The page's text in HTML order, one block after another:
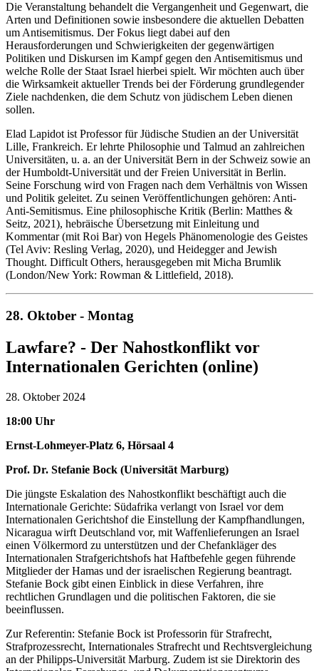
Die Veranstaltung behandelt die Vergangenheit und Gegenwart, die
Arten und Definitionen sowie insbesondere die aktuellen Debatten
um Antisemitismus. Der Fokus liegt dabei auf den
Herausforderungen und Schwierigkeiten der gegenwärtigen
Politiken und Diskursen im Kampf gegen den Antisemitismus und
welche Rolle der Staat Israel hierbei spielt. Wir möchten auch über
die Wirksamkeit aktueller Trends bei der Förderung grundlegender
Ziele nachdenken, die dem Schutz von jüdischem Leben dienen
sollen.
Elad Lapidot ist Professor für Jüdische Studien an der Universität
Lille, Frankreich. Er lehrte Philosophie und Talmud an zahlreichen
Universitäten, u. a. an der Universität Bern in der Schweiz sowie an
der Humboldt-Universität und der Freien Universität in Berlin.
Seine Forschung wird von Fragen nach dem Verhältnis von Wissen
und Politik geleitet. Zu seinen Veröffentlichungen gehören: Anti-
Anti-Semitismus. Eine philosophische Kritik (Berlin: Matthes &
Seitz, 2021), hebräische Übersetzung mit Einleitung und
Kommentar (mit Roi Bar) von Hegels Phänomenologie des Geistes
(Tel Aviv: Resling Verlag, 2020), und Heidegger and Jewish
Thought. Difficult Others, herausgegeben mit Micha Brumlik
(London/New York: Rowman & Littlefield, 2018).
28. Oktober - Montag
Lawfare? - Der Nahostkonflikt vor
Internationalen Gerichten (online)
28. Oktober 2024
18:00 Uhr
Ernst-Lohmeyer-Platz 6, Hörsaal 4
Prof. Dr. Stefanie Bock (Universität Marburg)
Die jüngste Eskalation des Nahostkonflikt beschäftigt auch die
Internationale Gerichte: Südafrika verlangt von Israel vor dem
Internationalen Gerichtshof die Einstellung der Kampfhandlungen,
Nicaragua wirft Deutschland vor, mit Waffenlieferungen an Israel
einen Völkermord zu unterstützen und der Chefankläger des
Internationalen Strafgerichtshofs hat Haftbefehle gegen führende
Mitglieder der Hamas und der israelischen Regierung beantragt.
Stefanie Bock gibt einen Einblick in diese Verfahren, ihre
rechtlichen Grundlagen und die politischen Faktoren, die sie
beeinflussen.
Zur Referentin: Stefanie Bock ist Professorin für Strafrecht,
Strafprozessrecht, Internationales Strafrecht und Rechtsvergleichung
an der Philipps-Universität Marburg. Zudem ist sie Direktorin des